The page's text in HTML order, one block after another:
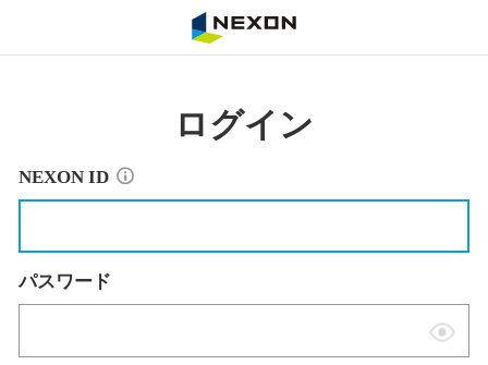
ログイン
NEXON ID
パスワード
表